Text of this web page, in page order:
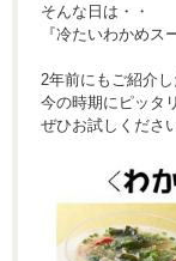
そんな日は・・
『冷たいわかめ
2年前にもご紹介
今の時期にピッタ
ぜひお試しください